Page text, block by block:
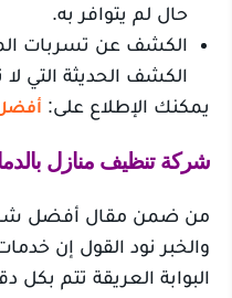
حال لم يتوافر به.
الكشف عن تسربات
الكشف الحديثة التي
يمكنك الإطلاع على:
شركة تنظيف منازل
من ضمن مقال أفضل
والخبر نود القول إن
البوابة العريقة تتم